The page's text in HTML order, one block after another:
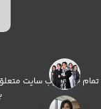
تمام حقوق وب سایت متعلق